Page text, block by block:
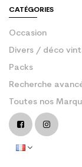
CATÉGORIES
Occasion
Divers / déco
Packs
Recherche
Toutes nos